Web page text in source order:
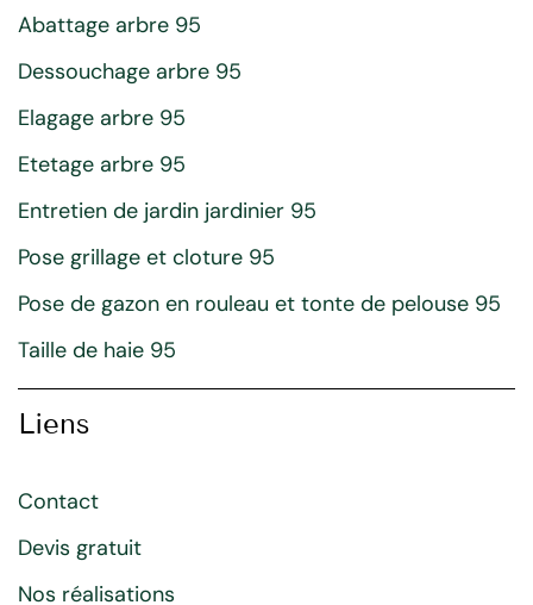
Abattage arbre 95
Dessouchage arbre 95
Elagage arbre 95
Etetage arbre 95
Entretien de jardin jardinier 95
Pose grillage et cloture 95
Pose de gazon en rouleau et tonte de pelouse 95
Taille de haie 95
Liens
Contact
Devis gratuit
Nos réalisations